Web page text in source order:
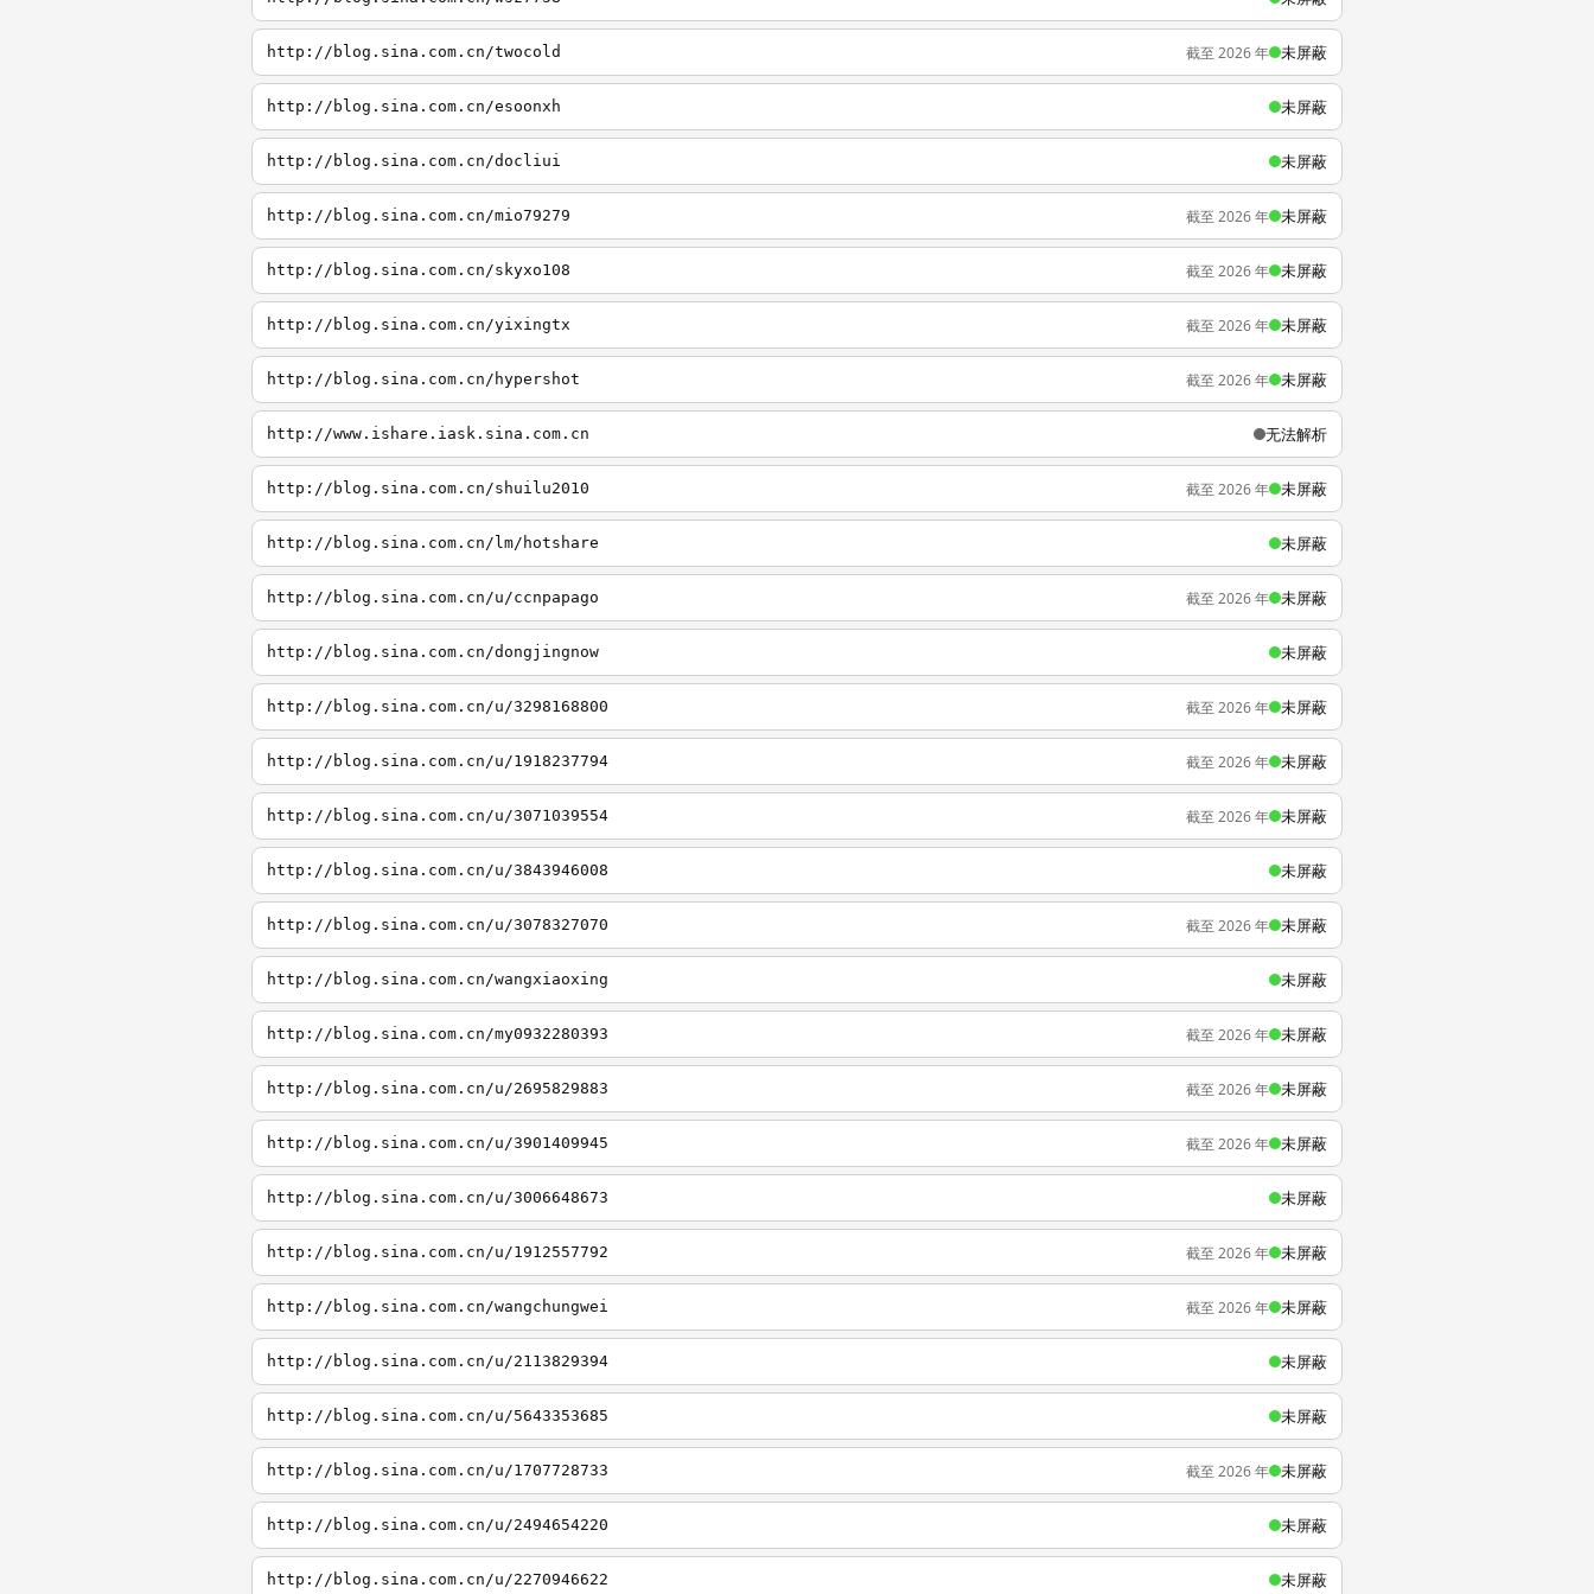
http://blog.sina.com.cn/twocold 截至 2026 年 未屏蔽
http://blog.sina.com.cn/esoonxh 未屏蔽
http://blog.sina.com.cn/docliui 未屏蔽
http://blog.sina.com.cn/mio79279 截至 2026 年 未屏蔽
http://blog.sina.com.cn/skyxo108 截至 2026 年 未屏蔽
http://blog.sina.com.cn/yixingtx 截至 2026 年 未屏蔽
http://blog.sina.com.cn/hypershot 截至 2026 年 未屏蔽
http://www.ishare.iask.sina.com.cn 无法解析
http://blog.sina.com.cn/shuilu2010 截至 2026 年 未屏蔽
http://blog.sina.com.cn/lm/hotshare 未屏蔽
http://blog.sina.com.cn/u/ccnpapago 截至 2026 年 未屏蔽
http://blog.sina.com.cn/dongjingnow 未屏蔽
http://blog.sina.com.cn/u/3298168800 截至 2026 年 未屏蔽
http://blog.sina.com.cn/u/1918237794 截至 2026 年 未屏蔽
http://blog.sina.com.cn/u/3071039554 截至 2026 年 未屏蔽
http://blog.sina.com.cn/u/3843946008 未屏蔽
http://blog.sina.com.cn/u/3078327070 截至 2026 年 未屏蔽
http://blog.sina.com.cn/wangxiaoxing 未屏蔽
http://blog.sina.com.cn/my0932280393 截至 2026 年 未屏蔽
http://blog.sina.com.cn/u/2695829883 截至 2026 年 未屏蔽
http://blog.sina.com.cn/u/3901409945 截至 2026 年 未屏蔽
http://blog.sina.com.cn/u/3006648673 未屏蔽
http://blog.sina.com.cn/u/1912557792 截至 2026 年 未屏蔽
http://blog.sina.com.cn/wangchungwei 截至 2026 年 未屏蔽
http://blog.sina.com.cn/u/2113829394 未屏蔽
http://blog.sina.com.cn/u/5643353685 未屏蔽
http://blog.sina.com.cn/u/1707728733 截至 2026 年 未屏蔽
http://blog.sina.com.cn/u/2494654220 未屏蔽
http://blog.sina.com.cn/u/2270946622 未屏蔽